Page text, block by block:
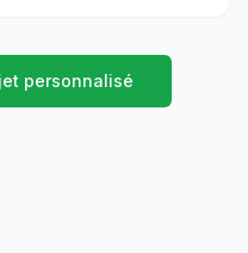
personnalisé